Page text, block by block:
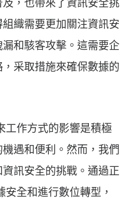
織需要更加關注資訊安
和駭客攻擊。這需要企
采取措施來確保數據的
工作方式的影響是積極
遇和便利。然而，我們
訊安全的挑戰。通過正
全和進行數位轉型，